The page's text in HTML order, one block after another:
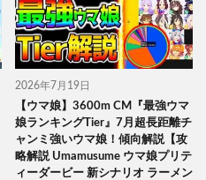
2026年7月19日
【ウマ娘】3600m CM『最強ウマ
娘ランキングTier』7月超長距離チ
ャンミ強いウマ娘！傾向解説【攻
略解説 Umamusume ウマ娘プリテ
ィーダービー 新シナリオ ラーメン